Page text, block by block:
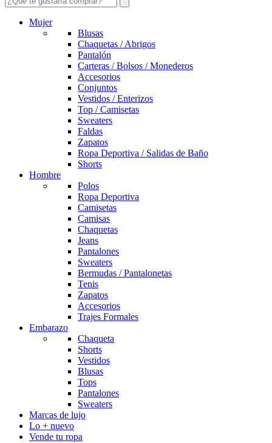
Mujer
Blusas
Chaquetas / Abrigos
Pantalón
Carteras / Bolsos / Monederos
Accesorios
Conjuntos
Vestidos / Enterizos
Top / Camisetas
Sweaters
Faldas
Zapatos
Ropa Deportiva / Salidas de Baño
Shorts
Hombre
Polos
Ropa Deportiva
Camisetas
Camisas
Chaquetas
Jeans
Pantalones
Sweaters
Bermudas / Pantalonetas
Tenis
Zapatos
Accesorios
Trajes Formales
Embarazo
Chaqueta
Shorts
Vestidos
Blusas
Tops
Pantalones
Sweaters
Marcas de lujo
Lo + nuevo
Vende tu ropa